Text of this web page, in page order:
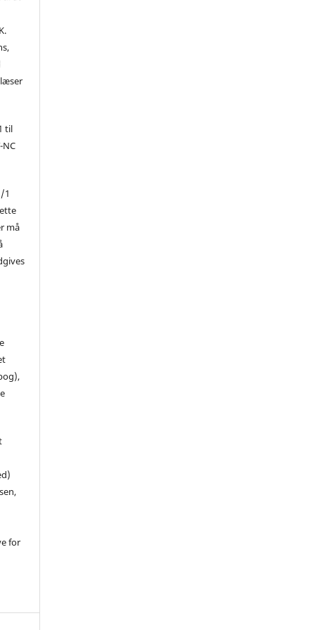
til
NC
1
må
for